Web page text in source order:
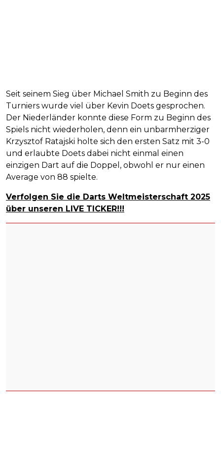
Seit seinem Sieg über Michael Smith zu Beginn des
Turniers wurde viel über Kevin Doets gesprochen.
Der Niederländer konnte diese Form zu Beginn des
Spiels nicht wiederholen, denn ein unbarmherziger
Krzysztof Ratajski holte sich den ersten Satz mit 3-0
und erlaubte Doets dabei nicht einmal einen
einzigen Dart auf die Doppel, obwohl er nur einen
Average von 88 spielte.
Verfolgen Sie die Darts Weltmeisterschaft 2025
über unseren LIVE TICKER!!!